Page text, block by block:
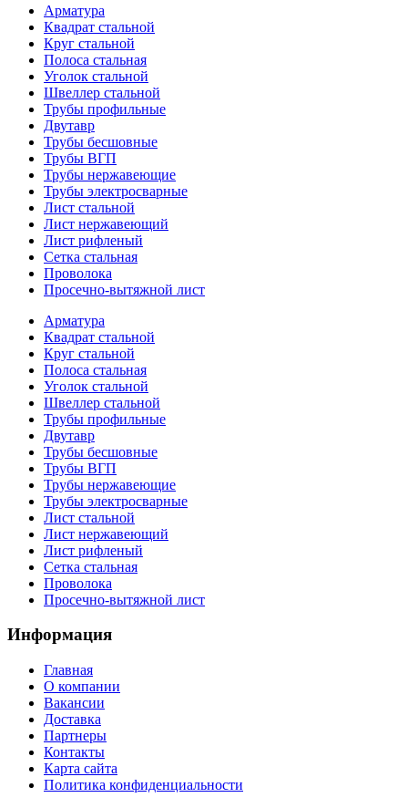
Арматура
Квадрат стальной
Круг стальной
Полоса стальная
Уголок стальной
Швеллер стальной
Трубы профильные
Двутавр
Трубы бесшовные
Трубы ВГП
Трубы нержавеющие
Трубы электросварные
Лист стальной
Лист нержавеющий
Лист рифленый
Сетка стальная
Проволока
Просечно-вытяжной лист
Арматура
Квадрат стальной
Круг стальной
Полоса стальная
Уголок стальной
Швеллер стальной
Трубы профильные
Двутавр
Трубы бесшовные
Трубы ВГП
Трубы нержавеющие
Трубы электросварные
Лист стальной
Лист нержавеющий
Лист рифленый
Сетка стальная
Проволока
Просечно-вытяжной лист
Информация
Главная
О компании
Вакансии
Доставка
Партнеры
Контакты
Карта сайта
Политика конфиденциальности